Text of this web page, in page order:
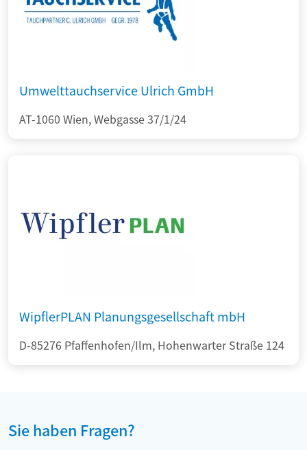
Umwelttauchservice Ulrich GmbH
AT-1060 Wien, Webgasse 37/1/24
WipflerPLAN Planungsgesellschaft mbH
D-85276 Pfaffenhofen/Ilm, Hohenwarter Straße 124
Sie haben Fragen?